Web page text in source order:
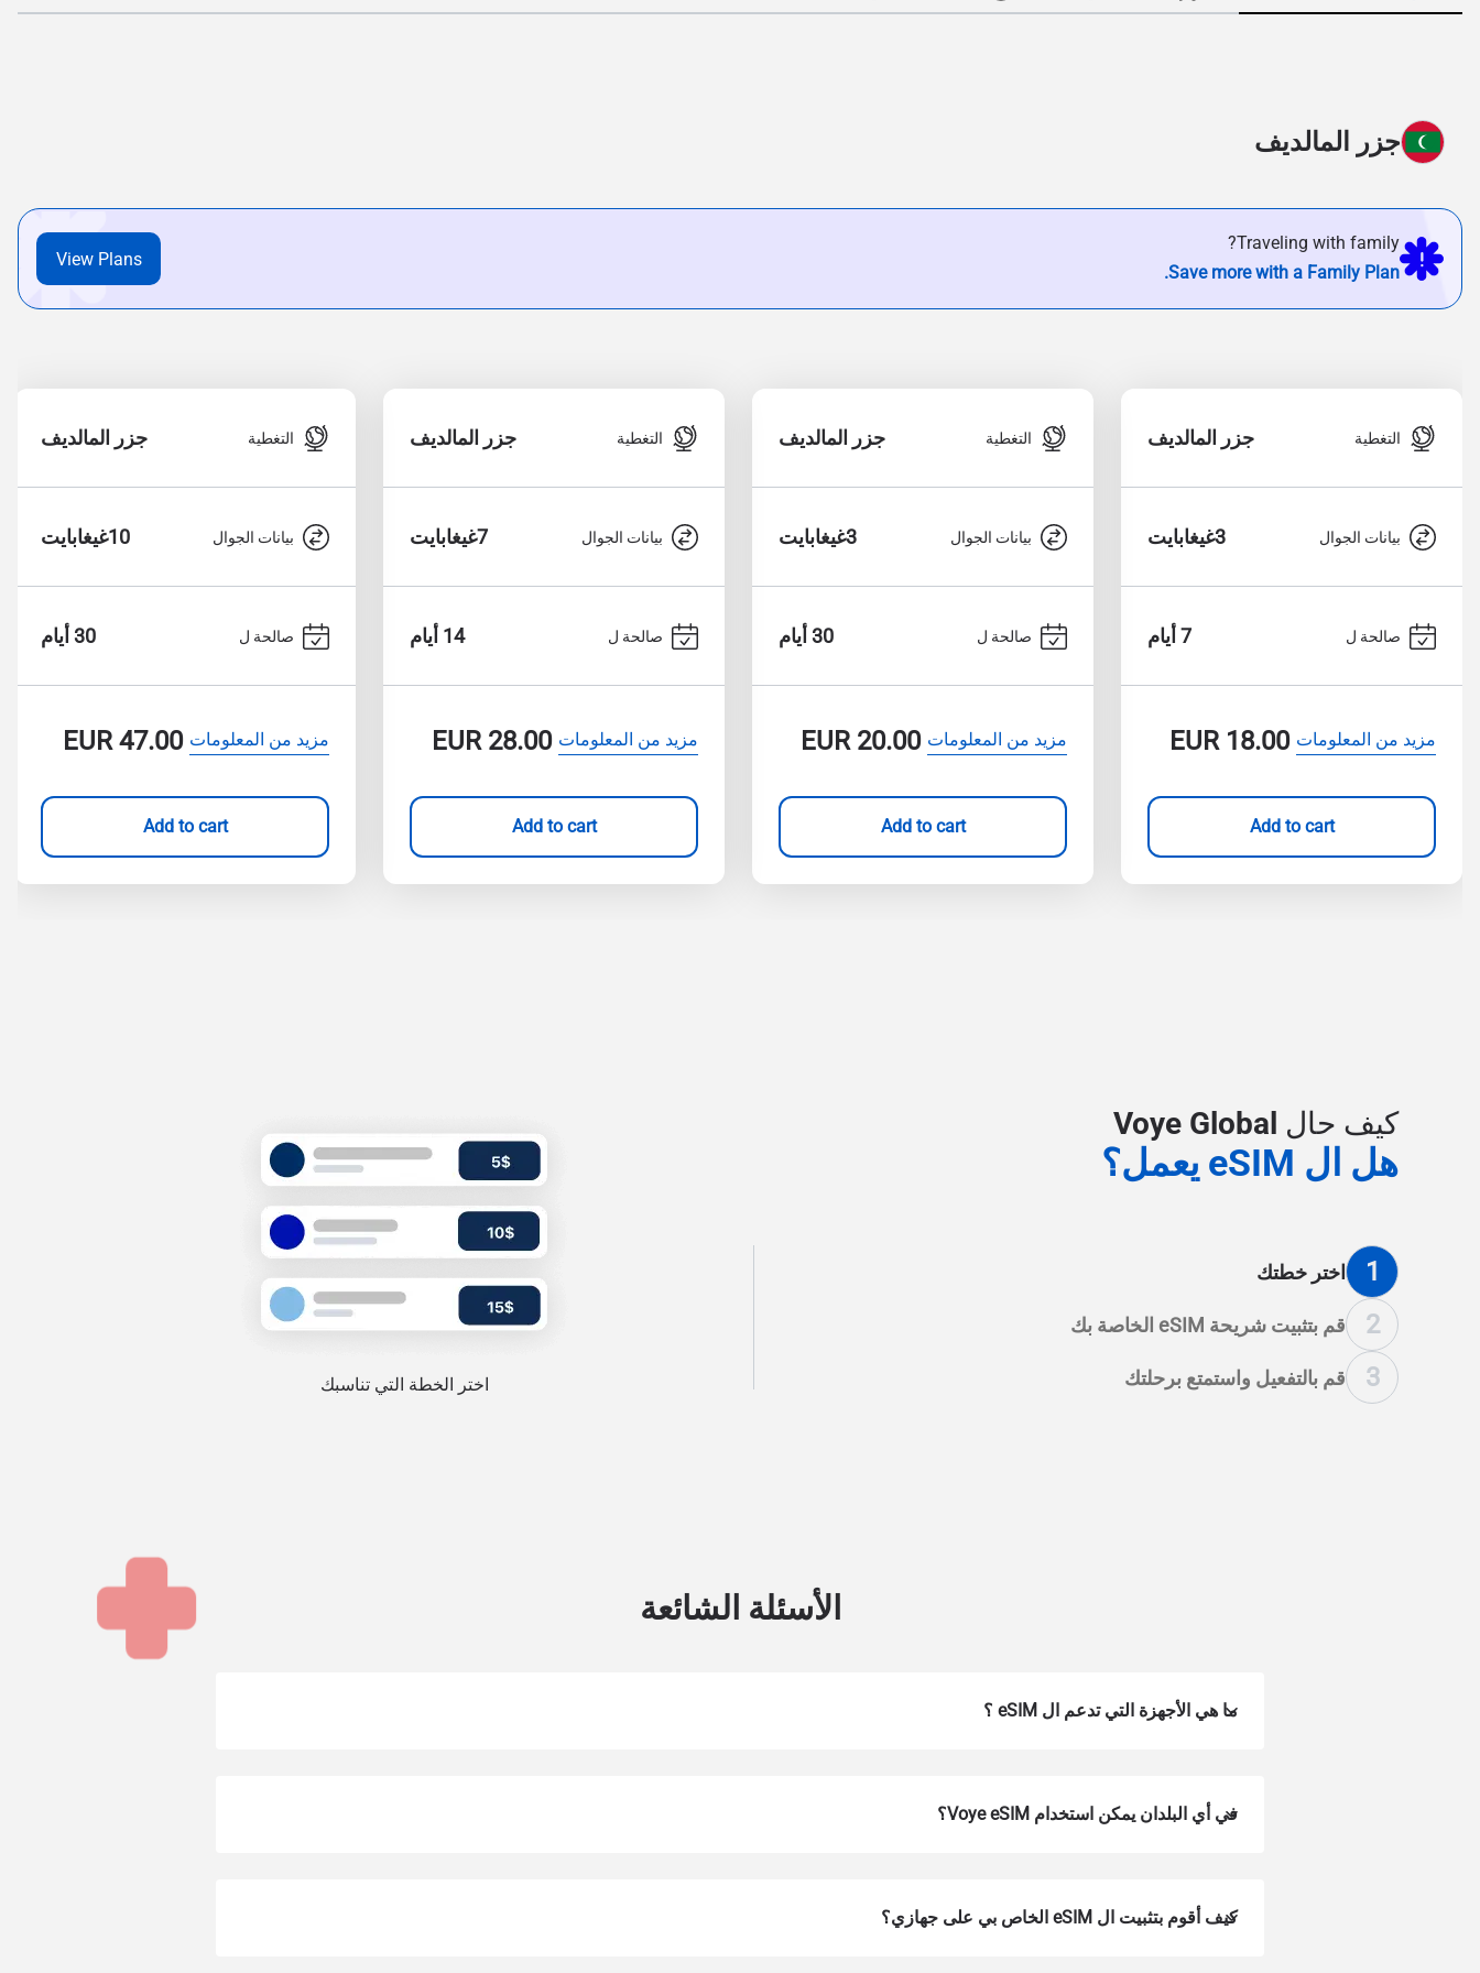
جزر المالديف
Traveling with family?
Save more with a Family Plan.
View Plans
التغطية جزر المالديف
بيانات الجوال 3غيغابايت
صالحة ل 7 أيام
مزيد من المعلومات EUR18.00
Add to cart
التغطية جزر المالديف
بيانات الجوال 3غيغابايت
صالحة ل 30 أيام
مزيد من المعلومات EUR20.00
Add to cart
التغطية جزر المالديف
بيانات الجوال 7غيغابايت
صالحة ل 14 أيام
مزيد من المعلومات EUR28.00
Add to cart
التغطية جزر المالديف
بيانات الجوال 10غيغابايت
صالحة ل 30 أيام
مزيد من المعلومات EUR47.00
Add to cart
كيف حال Voye Global
هل ال eSIM يعمل؟
1 اختر خطتك
2 قم بتثبيت شريحة eSIM الخاصة بك
3 قم بالتفعيل واستمتع برحلتك اختر الخطة التي تناسبك
الأسئلة الشائعة
ما هي الأجهزة التي تدعم ال eSIM ؟
في أي البلدان يمكن استخدام Voye eSIM؟
كيف أقوم بتثبيت ال eSIM الخاص بي على جهازي؟